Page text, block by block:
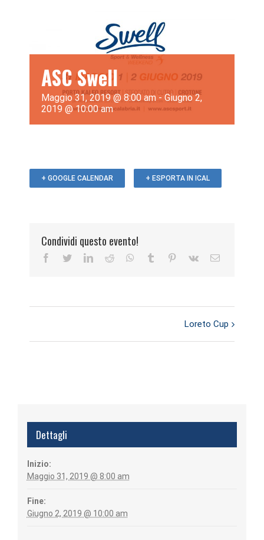
ASC Swell
Maggio 31, 2019 @ 8:00 am -Giugno 2,
2019 @ 10:00 am
+ GOOGLE CALENDAR + ESPORTA IN ICAL
Condividi questo evento!
Facebook
TwitterLinkedIn
Reddit WhatsApp
Tumblr Pinterest
Vk Email
Navigazione
Loreto Cup
Dettagli
Inizio:
Maggio 31, 2019 @ 8:00 am
Fine:
Giugno 2, 2019 @ 10:00 am